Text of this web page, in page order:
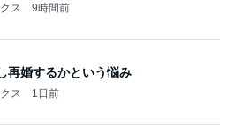
ス 9時間前
再婚するかという悩み
ス 1日前